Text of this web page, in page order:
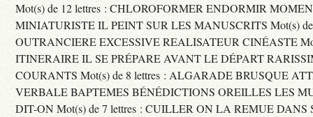
Mot(s) de 12 lettres : CHLOROFORMER ENDORMIR
MINIATURISTE IL PEINT SUR LES MANUSCRITS Mot(s) de
OUTRANCIERE EXCESSIVE REALISATEUR CINÉASTE
ITINERAIRE IL SE PRÉPARE AVANT LE DÉPART
COURANTS Mot(s) de 8 lettres : ALGARADE BRUSQUE
VERBALE BAPTEMES BÉNÉDICTIONS OREILLES LES
DIT-ON Mot(s) de 7 lettres : CUILLER ON LA REMUE DANS